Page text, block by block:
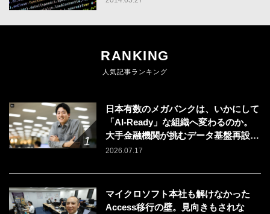
RANKING
人気記事ランキング
日本有数のメガバンクは、いかにして
「AI-Ready」な組織へ変わるのか。
大手金融機関が挑むデータ基盤再設計
のリアル
2026.07.17
マイクロソフト本社も解けなかった
Access移行の壁。見向きもされな